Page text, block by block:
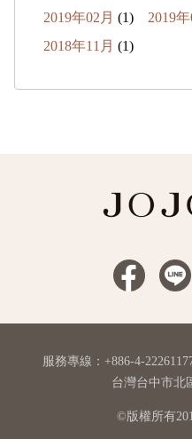
2019年02月 (1) 2019年
2018年11月 (1)
服務專線：+886-4-
台灣台中市北
©版權所有